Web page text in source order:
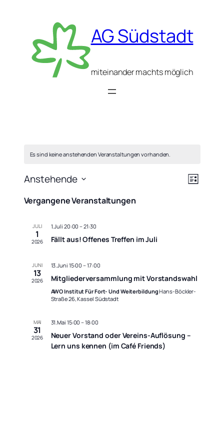
AG Südstadt
miteinander machts möglich
Es sind keine anstehenden Veranstaltungen vorhanden.
Liste
Anstehende
wählen.
Vergangene Veranstaltungen
JULI
1
2026
1.Juli 20:00 –21:30
Fällt aus! Offenes Treffen im Juli
JUNI
13
2026
13.Juni 15:00 –17:00
Mitgliederversammlung mit Vorstandswahl
AWO Institut Für Fort- Und WeiterbildungHans-Böckler-
Straße 26, Kassel Südstadt
MAI
31
2026
31.Mai 15:00 –18:00
Neuer Vorstand oder Vereins-Auflösung –
Lern uns kennen (im Café Friends)